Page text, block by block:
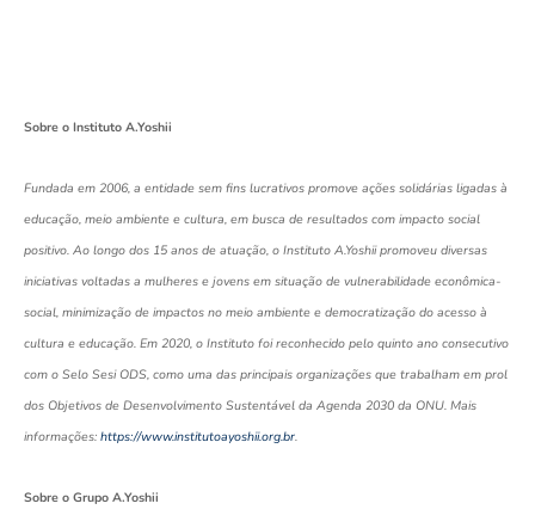
Sobre o Instituto A.Yoshii
Fundada em 2006, a entidade sem fins lucrativos promove ações solidárias ligadas à
educação, meio ambiente e cultura, em busca de resultados com impacto social
positivo. Ao longo dos 15 anos de atuação, o Instituto A.Yoshii promoveu diversas
iniciativas voltadas a mulheres e jovens em situação de vulnerabilidade econômica-
social, minimização de impactos no meio ambiente e democratização do acesso à
cultura e educação. Em 2020, o Instituto foi reconhecido pelo quinto ano consecutivo
com o Selo Sesi ODS, como uma das principais organizações que trabalham em prol
dos Objetivos de Desenvolvimento Sustentável da Agenda 2030 da ONU. Mais
informações: https://www.institutoayoshii.org.br.
Sobre o Grupo A.Yoshii